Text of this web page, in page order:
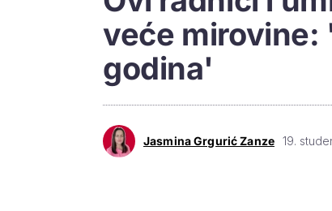
veće mirovine:
godina'
Jasmina Grgurić Zanze 19.